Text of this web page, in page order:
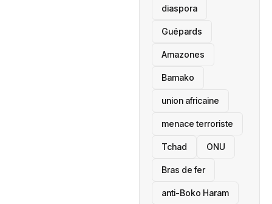
diaspora
Guépards
Amazones
Bamako
union africaine
menace terroriste
‎Tchad ONU
Bras de fer
anti-Boko Haram